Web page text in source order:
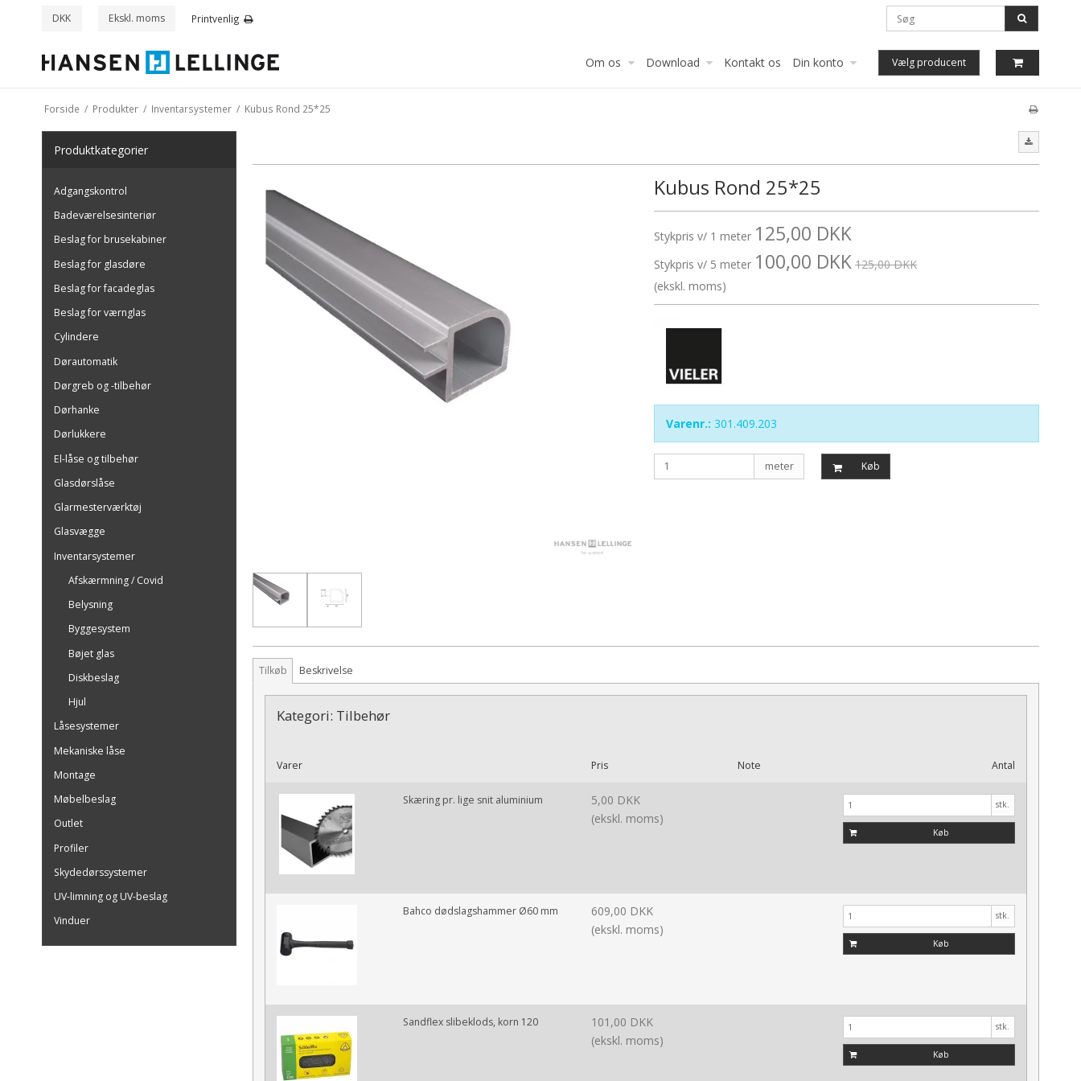
DKK Ekskl. moms Printvenlig
Om os Download Kontakt os Din konto Vælg producent
Forside / Produkter / Inventarsystemer / Kubus Rond 25*25
Produktkategorier
Adgangskontrol
Badeværelsesinteriør
Beslag for brusekabiner
Beslag for glasdøre
Beslag for facadeglas
Beslag for værnglas
Cylindere
Dørautomatik
Dørgreb og -tilbehør
Dørhanke
Dørlukkere
El-låse og tilbehør
Glasdørslåse
Glarmesterværktøj
Glasvægge
Inventarsystemer
Afskærmning / Covid
Belysning
Byggesystem
Bøjet glas
Diskbeslag
Hjul
Låsesystemer
Mekaniske låse
Montage
Møbelbeslag
Outlet
Profiler
Skydedørssystemer
UV-limning og UV-beslag
Vinduer
Kubus Rond 25*25
Stykpris v/ 1 meter 125,00 DKK
Stykpris v/ 5 meter 100,00 DKK 125,00 DKK
(ekskl. moms)
Varenr.: 301.409.203
meter Køb
Tilkøb Beskrivelse
Kategori: Tilbehør
Varer Pris Note Antal
Skæring pr. lige snit aluminium
5,00 DKK
(ekskl. moms)
stk.
Køb
Bahco dødslagshammer Ø60 mm
609,00 DKK
(ekskl. moms)
stk.
Køb
Sandflex slibeklods, korn 120
101,00 DKK
(ekskl. moms)
stk.
Køb